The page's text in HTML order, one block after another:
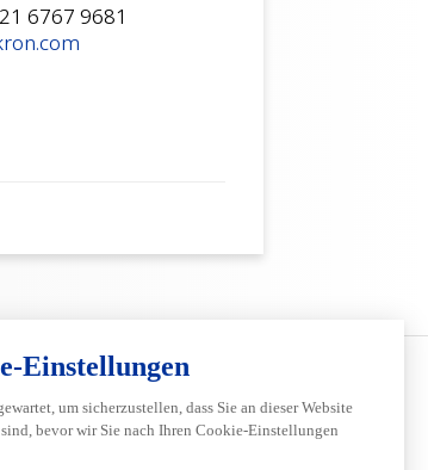
6767 9681
Inside Automation